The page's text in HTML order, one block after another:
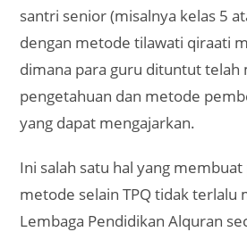
santri senior (misalnya kelas 5
dengan metode tilawati qiraati
dimana para guru dituntut telah
pengetahuan dan metode
yang dapat mengajarkan.
Ini salah satu hal yang
metode selain TPQ tidak terlalu
Lembaga Pendidikan Alquran